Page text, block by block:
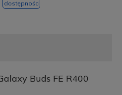
dostępności
Buds FE R400